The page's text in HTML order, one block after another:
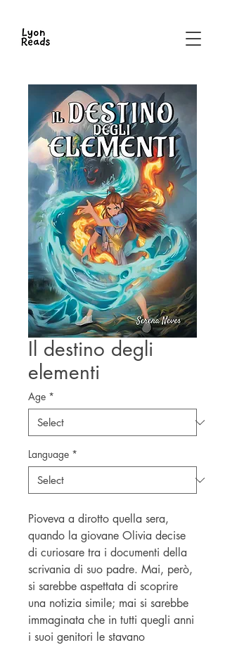
Il destino degli
elementi
Age *
Language *
Pioveva a dirotto quella sera,
quando la giovane Olivia decise
di curiosare tra i documenti della
scrivania di suo padre. Mai, però,
si sarebbe aspettata di scoprire
una notizia simile; mai si sarebbe
immaginata che in tutti quegli anni
i suoi genitori le stavano